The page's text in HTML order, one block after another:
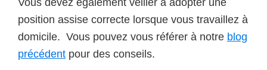
Vous devez également veiller à adopter une
position assise correcte lorsque vous travaillez à
domicile. Vous pouvez vous référer à notre blog
précédent pour des conseils.